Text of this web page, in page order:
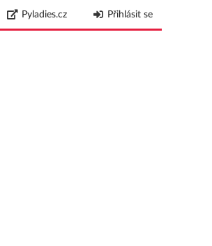
Pyladies.cz Přihlásit se